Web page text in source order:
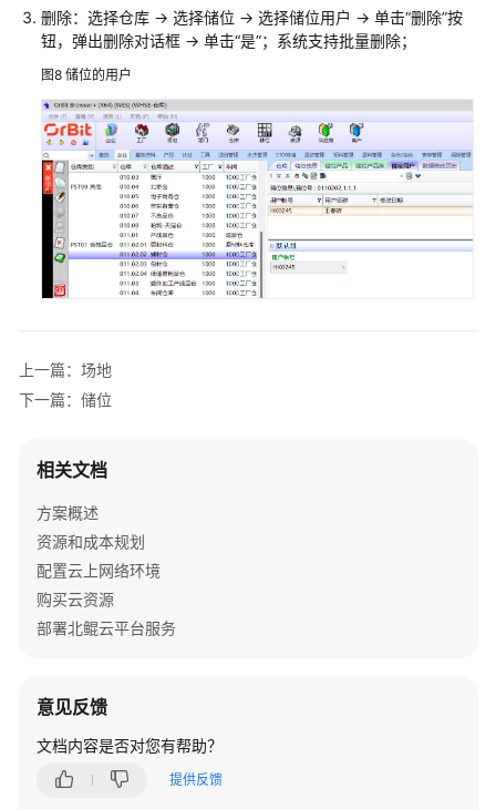
黑
湖
造
云
端
制
协
同
平
方
案
依
柯
力
新
能
源
汽
车
决
案
删除：选择仓库 -> 选择储位 -> 选择储位用户 -> 单击“删除”按
钮，弹出删除对话框 -> 单击“是”；系统支持批量删除；
图8 储位的用户
上一篇：场地
下一篇：储位
相关文档
方案概述
资源和成本规划
配置云上网络环境
购买云资源
部署北鲲云平台服务
意见反馈
文档内容是否对您有帮助？
提供反馈